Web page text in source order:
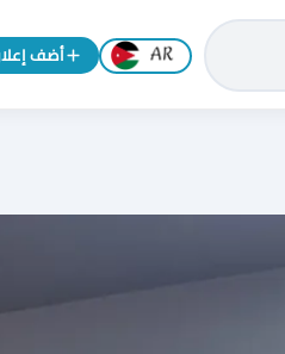
تغيير اللغة إلى
أضف